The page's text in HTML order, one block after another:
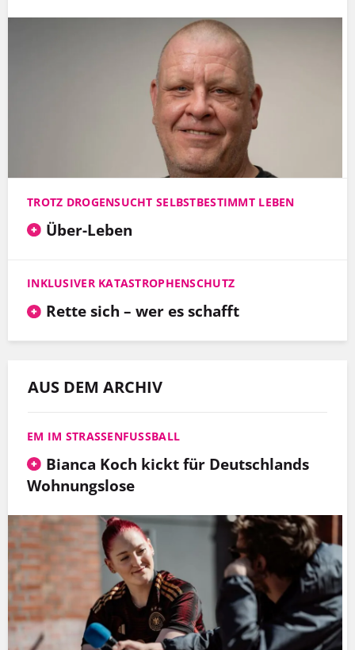
TROTZ DROGENSUCHT SELBSTBESTIMMT LEBEN
Über-Leben
INKLUSIVER KATASTROPHENSCHUTZ
Rette sich – wer es schafft
AUS DEM ARCHIV
EM IM STRASSENFUSSBALL
Bianca Koch kickt für Deutschlands
Wohnungslose